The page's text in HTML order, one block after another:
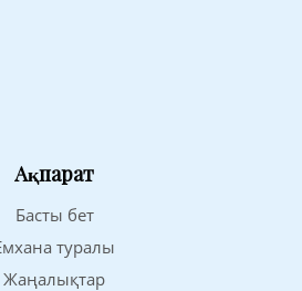
Ақпарат
Басты бет
туралы
Жаңалықтар